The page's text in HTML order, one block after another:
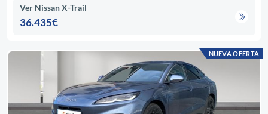
Ver Nissan X-Trail
36.435€
NUEVA OFERTA